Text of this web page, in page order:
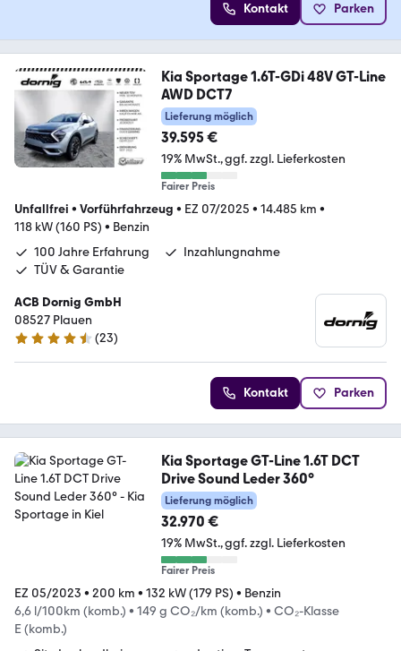
Kontakt Parken
Kia Sportage 1.6T-GDi 48V GT-Line
AWD DCT7
Lieferung möglich
39.595 €
19% MwSt. ggf. zzgl. Lieferkosten
Fairer Preis
Unfallfrei • Vorführfahrzeug • EZ 07/2025 • 14.485 km •
118 kW (160 PS) • Benzin
100 Jahre Erfahrung
Inzahlungnahme
TÜV & Garantie
ACB Dornig GmbH
08527 Plauen
4.6 Sterne
(23)
Kontakt Parken
Kia Sportage GT-Line 1.6T DCT
Drive Sound Leder 360°
Lieferung möglich
32.970 €
19% MwSt. ggf. zzgl. Lieferkosten
Fairer Preis
EZ 05/2023 • 200 km • 132 kW (179 PS) • Benzin
6,6 l/100km (komb.) • 149 g CO₂/km (komb.) • CO₂-Klasse
E (komb.)